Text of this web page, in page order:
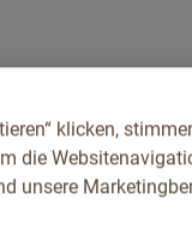
klicken,
die
unsere